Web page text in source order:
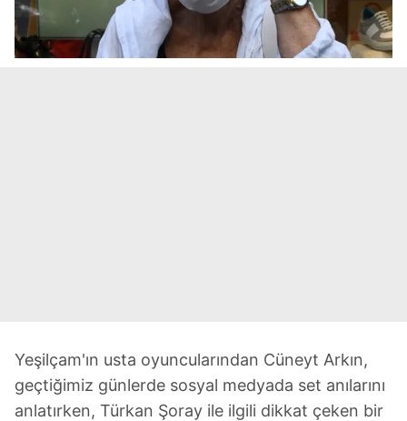
Yeşilçam'ın usta oyuncularından Cüneyt Arkın,
geçtiğimiz günlerde sosyal medyada set anılarını
anlatırken, Türkan Şoray ile ilgili dikkat çeken bir